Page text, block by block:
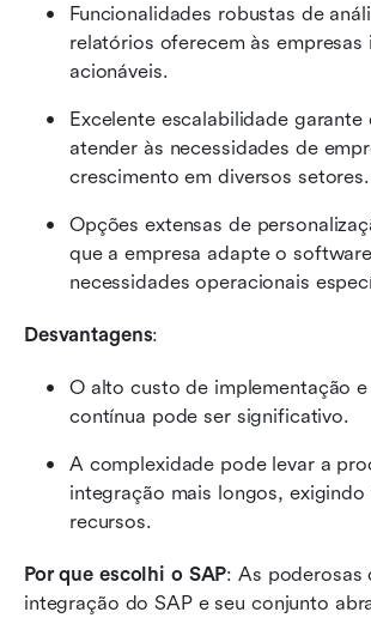
Funcionalidades robustas de
relatórios oferecem às empresas
acionáveis.
Excelente escalabilidade garante
atender às necessidades de
crescimento em diversos setores.
Opções extensas de
que a empresa adapte o
necessidades operacionais
Desvantagens:
O alto custo de implementação
contínua pode ser significativo.
A complexidade pode levar a
integração mais longos,
recursos.
Por que escolhi o SAP: As poderosas
integração do SAP e seu conjunto